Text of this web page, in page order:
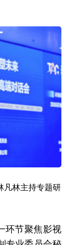
凡林主持专题研
环节聚焦影视